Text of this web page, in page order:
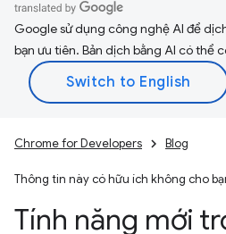
Google sử dụng công nghệ AI để
bạn ưu tiên. Bản dịch bằng AI có thể
Chrome for Developers Blog
Thông tin này có hữu ích không cho
Tính năng mới